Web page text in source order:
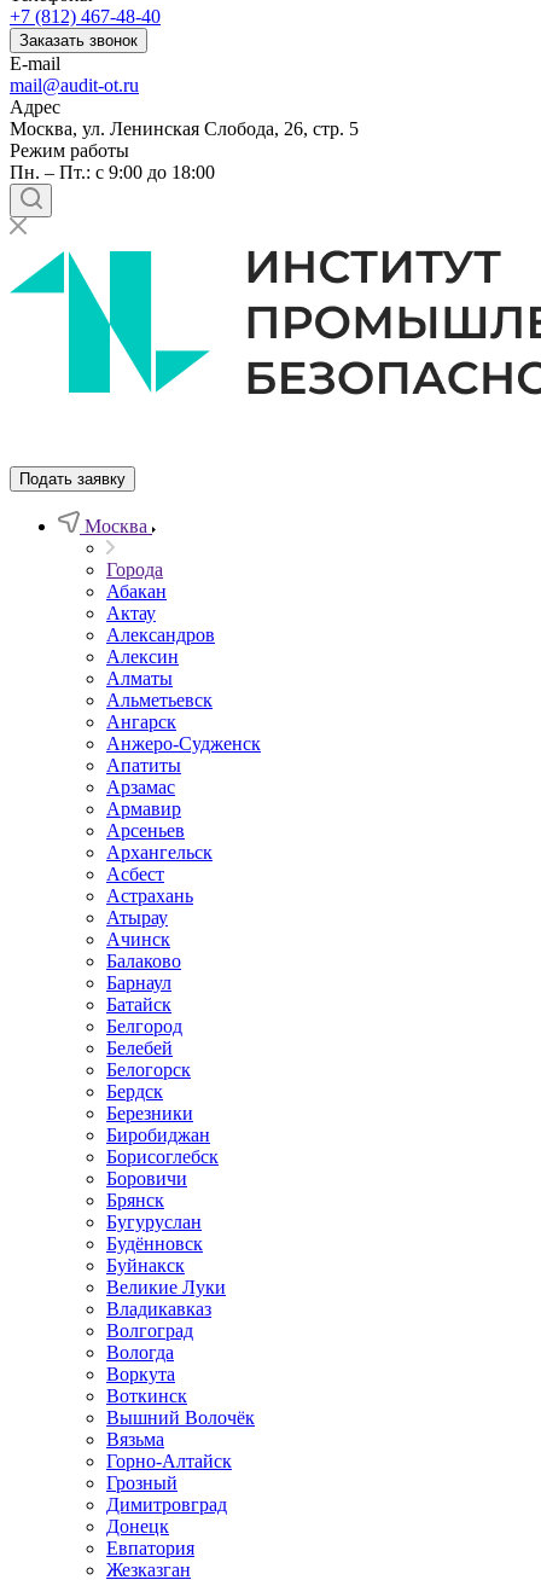
+7 (812) 467-48-40
Заказать звонок
E-mail
mail@audit-ot.ru
Адрес
Москва, ул. Ленинская Слобода, 26, стр. 5
Режим работы
Пн. – Пт.: с 9:00 до 18:00
Подать заявку
Москва
Города
Абакан
Актау
Александров
Алексин
Алматы
Альметьевск
Ангарск
Анжеро-Судженск
Апатиты
Арзамас
Армавир
Арсеньев
Архангельск
Асбест
Астрахань
Атырау
Ачинск
Балаково
Барнаул
Батайск
Белгород
Белебей
Белогорск
Бердск
Березники
Биробиджан
Борисоглебск
Боровичи
Брянск
Бугуруслан
Будённовск
Буйнакск
Великие Луки
Владикавказ
Волгоград
Вологда
Воркута
Воткинск
Вышний Волочёк
Вязьма
Горно-Алтайск
Грозный
Димитровград
Донецк
Евпатория
Жезказган